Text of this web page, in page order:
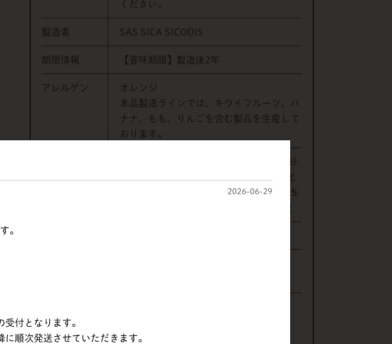
ください。
製造者 SAS SICA SICODIS
期限情報 【賞味期限】製造後2年
アレルゲン
オレンジ
本品製造ラインでは、キウイフルーツ、バ
ナナ、もも、りんごを含む製品を生産して
おります。
（100g当たり）エネルギー116kcal、水分
65.6g、たんぱく質0.7g、脂質0g、炭水化
物28g、糖質24.6g、食物繊維3.4g、灰分5.
7g、食塩相当量0.12g、ナトリウム48mg
〒380-0918
2026-06-29
。
付となります。
順次発送させていただきます。